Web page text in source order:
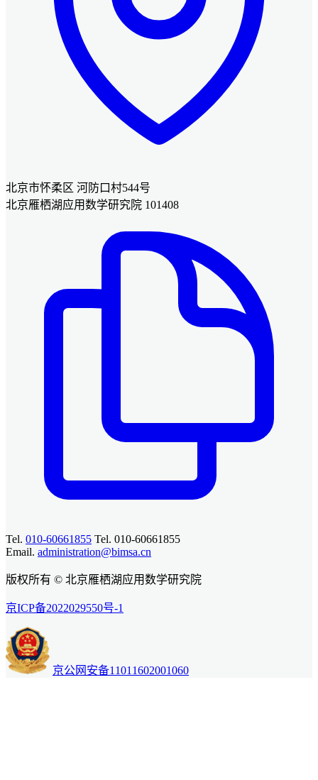
北京市怀柔区 河防口村544号
北京雁栖湖应用数学研究院 101408
Tel. 010-60661855 Tel. 010-60661855
Email. administration@bimsa.cn
版权所有 © 北京雁栖湖应用数学研究院
京ICP备2022029550号-1
京公网安备11011602001060